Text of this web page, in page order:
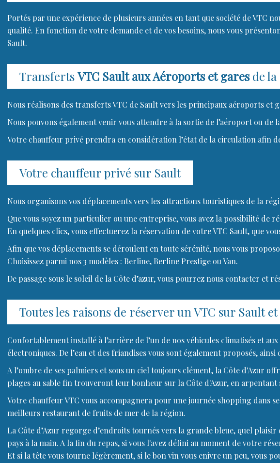
Portés par une expérience de plusieurs années en tant que société de
qualité. En fonction de votre demande et de vos besoins, nous vous
Sault.
TransfertsVTC Sault aux Aéroports et garesde la
Nous réalisons des transferts VTC de Sault vers les principaux aéroports et
Nous pouvons également venir vous attendre à la sortie de l’aéroport ou de
Votre chauffeur privé prendra en considération l’état de la circulation
Votre chauffeur privé sur Sault
Nous organisons vos déplacements vers les attractions touristiques de la
Que vous soyez un particulier ou une entreprise, vous avez la possibilité de
En quelques clics, vous effectuerez la réservation de votre VTC Sault, que
Afin que vos déplacements se déroulent en toute sérénité, nous vous
Choisissez parmi nos 3 modèles : Berline, Berline Prestige ou Van.
De passage sous le soleil de la Côte d’azur, vous pourrez nous contacter
Toutes les raisons de réserver un VTC sur Sault
Confortablement installé à l’arrière de l’un de nos véhicules climatisés et
électroniques. De l’eau et des friandises vous sont également proposés, ainsi
A l’ombre de ses palmiers et sous un ciel toujours clément, la Côte d'Azur
plages au sable fin trouveront leur bonheur sur la Côte d'Azur, en arpentant
Votre chauffeur VTC vous accompagnera pour une journée shopping dans
meilleurs restaurant de fruits de mer de la région.
La Côte d’Azur regorge d’endroits tournés vers la grande bleue, quel
pays à la main. A la fin du repas, si vous l'avez défini au moment de votre
Et si la tête vous tourne légèrement, si le bon vin vous enivre un peu, vous